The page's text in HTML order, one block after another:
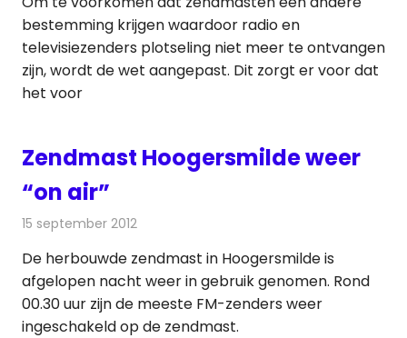
bestemming krijgen waardoor radio en
televisiezenders plotseling niet meer te ontvangen
zijn, wordt de wet aangepast. Dit zorgt er voor dat
het voor
Zendmast Hoogersmilde weer
“on air”
15 september 2012
De herbouwde zendmast in Hoogersmilde is
afgelopen nacht weer in gebruik genomen. Rond
00.30 uur zijn de meeste FM-zenders weer
ingeschakeld op de zendmast.